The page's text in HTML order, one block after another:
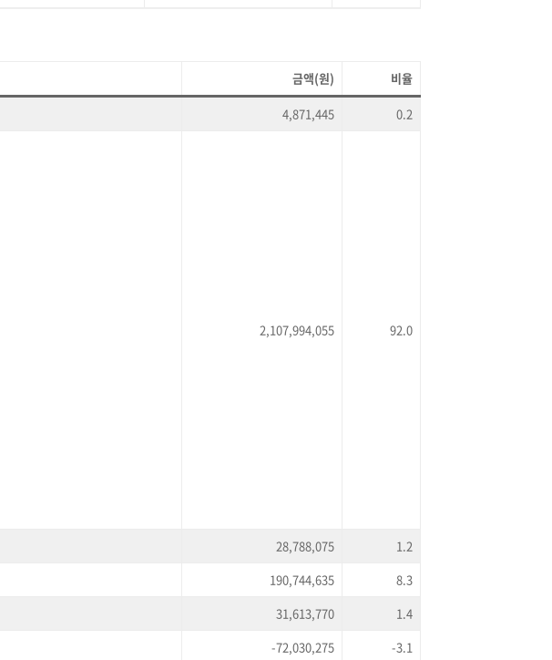
금액(원) 비율
4,871,445 0.2
2,107,994,055 92.0
28,788,075
1.2
190,744,635
8.3
31,613,770
1.4
-72,030,275 -3.1